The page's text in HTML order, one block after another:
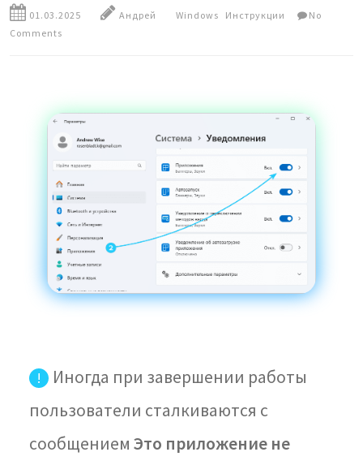
01.03.2025 Андрей Windows Инструкции
No
Comments
!
Иногда при завершении работы
пользователи сталкиваются с
сообщением Это приложение не